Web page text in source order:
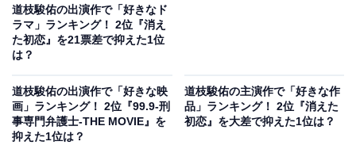
日系／2021年）です。「Snow Man」の目黒蓮さんとダ
ブル主演を務め、恋のおまじないとして書かれた消しゴ
道枝さんはピュアで優しい男子高校生・青木想太、目黒
さんは恋に不器用な硬派男子・井田浩介を演じていま
す。
道枝駿佑の出演作で「好きなド
ラマ」ランキング！ 2位『消え
た初恋』を21票差で抑えた1位
は？
道枝駿佑の出演作で「好きな映
画」ランキング！ 2位『99.9-刑
事専門弁護士-THE MOVIE』を
抑えた1位は？
道枝駿佑の主演作で「好きな作
品」ランキング！ 2位『消えた
初恋』を大差で抑えた1位は？